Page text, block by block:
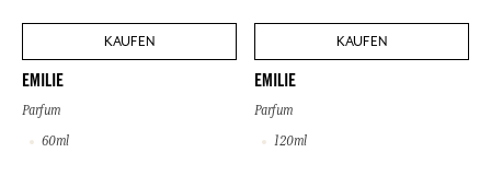
KAUFEN
EMILIE
Parfum
60ml
KAUFEN
EMILIE
Parfum
120ml